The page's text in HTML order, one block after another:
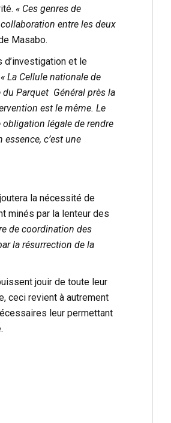
« Ces genres de
entre les deux
Masabo.
d’investigation et le
« La Cellule nationale de
Parquet Général près la
est le même. Le
obligation légale de rendre
c’est une
la nécessité de
minés par la lenteur des
de coordination des
la résurrection de la
jouir de toute leur
ceci revient à autrement
leur permettant